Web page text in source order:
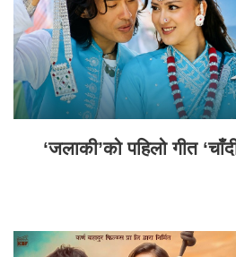
‘जलाकी’को पहिलो गीत